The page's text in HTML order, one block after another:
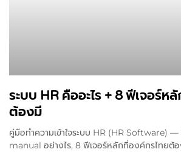
ระบบ HR คืออะไร + 8 ฟีเจอร์ห
ต้องมี
คู่มือทำความเข้าใจระบบ HR (HR Software) —
manual อย่างไร, 8 ฟีเจอร์หลักที่องค์กรไทยต้